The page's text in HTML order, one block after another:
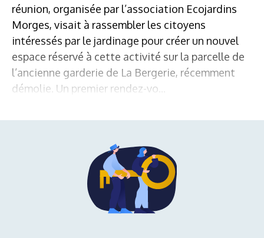
réunion, organisée par l’association Ecojardins
Morges, visait à rassembler les citoyens
intéressés par le jardinage pour créer un nouvel
espace réservé à cette activité sur la parcelle de
l’ancienne garderie de La Bergerie, récemment
démolie. Un premier rendez-vo...